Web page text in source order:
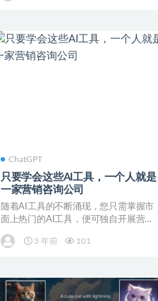
ChatGPT
只要学会这些AI工具，一个人就是
一家营销咨询公司
随着AI工具的不断涌现，您只需掌握市
面上热门的AI工具，便可独自开展营销
3 年前
101